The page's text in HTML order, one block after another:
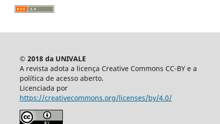
© 2018 da UNIVALE
A revista adota a licença Creative Commons CC-BY e a
política de acesso aberto.
Licenciada por
https://creativecommons.org/licenses/by/4.0/